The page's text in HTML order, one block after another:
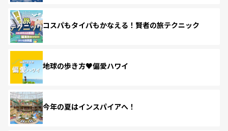
コスパもタイパもかなえる！賢者の旅テクニック
地球の歩き方♥偏愛ハワイ
今年の夏はインスパイアへ！